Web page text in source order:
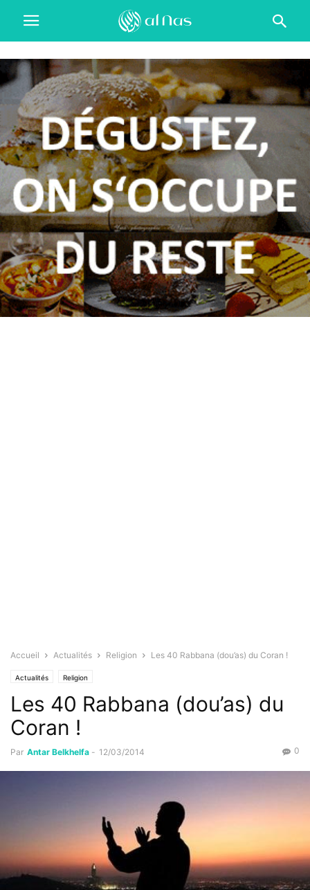
Accueil Actualités Religion Les 40 Rabbana (dou’as) du Coran !
Actualités Religion
Les 40 Rabbana (dou’as) du
Coran !
Par Antar Belkhelfa - 12/03/2014 0